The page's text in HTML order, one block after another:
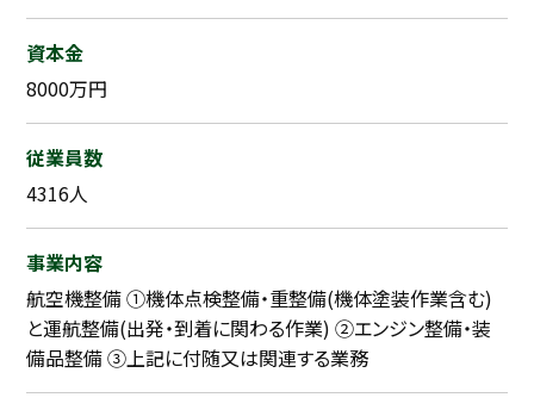
資本金
8000万円
従業員数
4316人
事業内容
航空機整備 ①機体点検整備・重整備(機体塗装作業含む)
と運航整備(出発・到着に関わる作業) ②エンジン整備・装
備品整備 ③上記に付随又は関連する業務